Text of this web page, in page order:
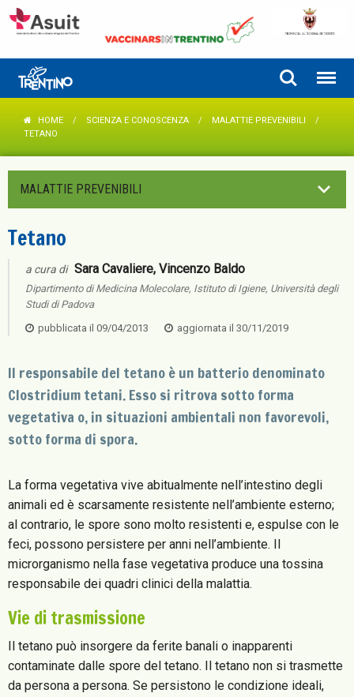
HOME SCIENZA E CONOSCENZA
MALATTIE PREVENIBILI
TETANO
MALATTIE PREVENIBILI
Tetano
a cura di Sara Cavaliere, Vincenzo Baldo
Dipartimento di Medicina Molecolare, Istituto di Igiene, Università degli
Studi di Padova
pubblicata il 09/04/2013 aggiornata il 30/11/2019
Il responsabile del tetano è un batterio denominato
Clostridium tetani. Esso si ritrova sotto forma
vegetativa o, in situazioni ambientali non favorevoli,
sotto forma di spora.
La forma vegetativa vive abitualmente nell’intestino degli
animali ed è scarsamente resistente nell’ambiente esterno;
al contrario, le spore sono molto resistenti e, espulse con le
feci, possono persistere per anni nell’ambiente. Il
microrganismo nella fase vegetativa produce una tossina
responsabile dei quadri clinici della malattia.
Vie di trasmissione
Il tetano può insorgere da ferite banali o inapparenti
contaminate dalle spore del tetano. Il tetano non si trasmette
da persona a persona. Se persistono le condizione ideali,